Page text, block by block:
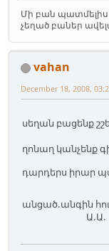
Մի բան պատմելիս
չեղած բաներ
vahan
December 18, 2008,
սեղան բացենք
ղոնաղ կանչենք
դարդերս իրար
անցած.անգին
Ա.Ա.